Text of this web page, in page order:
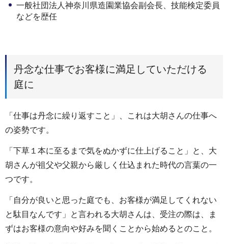
一般社団法人神奈川県造園業協会副会長、技能検定委員
などを歴任
丹念な仕事でお客様に満足していただける
庭に
「仕事は丹念に繰り返すこと」、これは大胡さんの仕事へ
の姿勢です。
「下草１本に至るまで気をぬかずに仕上げること」と、大
胡さんが祖父や父親から厳しく仕込まれた時代の言葉の一
つです。
「自分が良いと思った庭でも、お客様が満足してくれない
と駄目なんです」と言われる大胡さんは、受注の際は、ま
ずはお客様の意向や好みを聞くことから始めるとのこと。